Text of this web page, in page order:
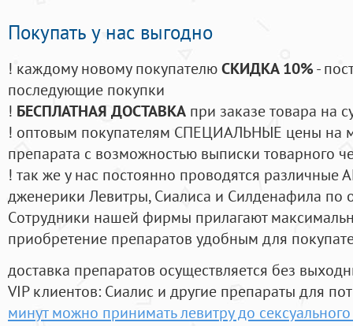
Покупать у нас выгодно
! каждому новому покупателюСКИДКА 10%-
последующие покупки
! БЕСПЛАТНАЯ ДОСТАВКА при заказе товара на
! оптовым покупателям СПЕЦИАЛЬНЫЕ цены на
препарата с возможностью выписки товарного
! так же у нас постоянно проводятся
дженерики Левитры, Сиалиса и Силденафила по
Cотрудники нашей фирмы прилагают
приобретение препаратов удобным для
доставка препаратов осуществляется без
VIP клиентов: Сиалис и другие препараты для
минут можно принимать левитру до